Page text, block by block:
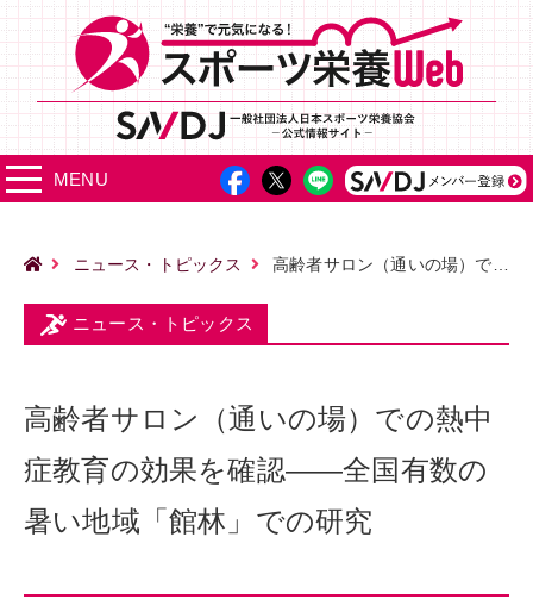
MENU
ニュース・トピックス 高齢者サロン（通いの場）での熱中症教育の効果を確認――全国有数の暑い地域「館林」での研究
ニュース・トピックス
高齢者サロン（通いの場）での熱中
症教育の効果を確認――全国有数の
暑い地域「館林」での研究